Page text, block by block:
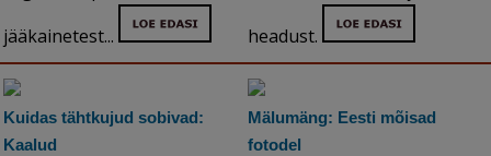
jääkainetest...
headust.
Kuidas tähtkujud sobivad:
Kaalud
Mälumäng: Eesti mõisad
fotodel